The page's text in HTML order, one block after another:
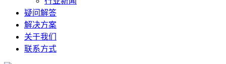
疑问解答
解决方案
关于我们
联系方式